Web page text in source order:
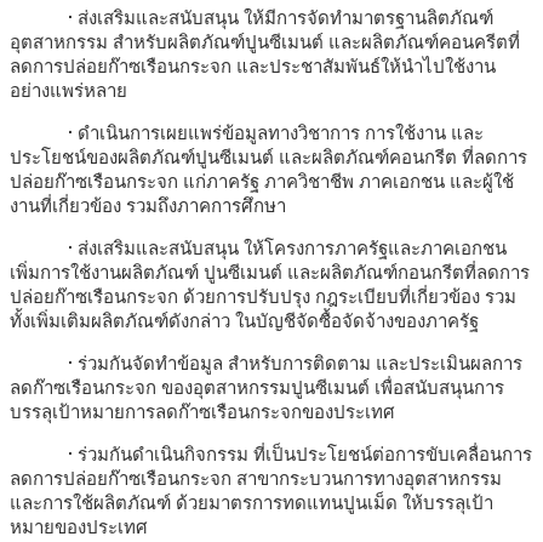
• ส่งเสริมและสนับสนุน ให้มีการจัดทำมาตรฐานลิตภัณฑ์
อุตสาหกรรม สำหรับผลิตภัณฑ์ปูนซีเมนต์ และผลิตภัณฑ์คอนครีตที่
ลดการปล่อยก๊าซเรือนกระจก และประชาสัมพันธ์ให้นำไปใช้งาน
อย่างแพร่หลาย
• ดำเนินการเผยแพร่ข้อมูลทางวิชาการ การใช้งาน และ
ประโยชน์ของผลิตภัณฑ์ปูนซีเมนต์ และผลิตภัณฑ์คอนกรีต ที่ลดการ
ปล่อยก๊าซเรือนกระจก แก่ภาครัฐ ภาควิชาชีพ ภาคเอกชน และผู้ใช้
งานที่เกี่ยวข้อง รวมถึงภาคการศึกษา
• ส่งเสริมและสนับสนุน ให้โครงการภาครัฐและภาคเอกชน
เพิ่มการใช้งานผลิตภัณฑ์ ปูนซีเมนต์ และผลิตภัณฑ์กอนกรีตที่ลดการ
ปล่อยก๊าซเรือนกระจก ด้วยการปรับปรุง กฎระเบียบที่เกี่ยวข้อง รวม
ทั้งเพิ่มเติมผลิตภัณฑ์ดังกล่าว ในบัญชีจัดซื้อจัดจ้างของภาครัฐ
• ร่วมกันจัดทำข้อมูล สำหรับการติดตาม และประเมินผลการ
ลดก๊าซเรือนกระจก ของอุตสาหกรรมปูนซีเมนต์ เพื่อสนับสนุนการ
บรรลุเป้าหมายการลดก๊าซเรือนกระจกของประเทศ
• ร่วมกันดำเนินกิจกรรม ที่เป็นประโยชน์ต่อการขับเคลื่อนการ
ลดการปล่อยก๊าซเรือนกระจก สาขากระบวนการทางอุตสาหกรรม
และการใช้ผลิตภัณฑ์ ด้วยมาตรการทดแทนปูนเม็ด ให้บรรลุเป้า
หมายของประเทศ